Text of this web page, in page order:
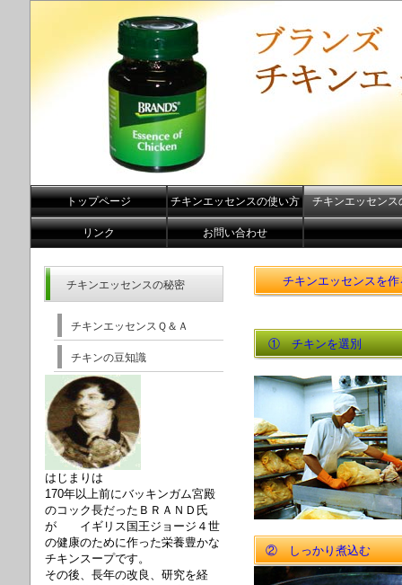
トップページ チキンエッセンスの使い方 チキンエッセンス
リンク お問い合わせ
チキンエッセンスを
① チキンを選別
② しっかり煮込む
チキンエッセンスの秘密
チキンエッセンスＱ＆Ａ
チキンの豆知識
はじまりは
170年以上前にバッキンガム宮殿
のコック長だったＢＲＡＮＤ氏
が イギリス国王ジョージ４世
の健康のために作った栄養豊かな
チキンスープです。
その後、長年の改良、研究を経